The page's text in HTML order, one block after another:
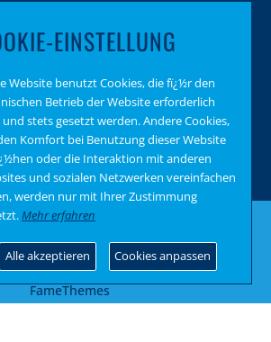
AfD Kusel–OnePressTheme von
FameThemes
EINSTELLUNG
Website benutzt Cookies, die fï¿½r den
Betrieb der Website erforderlich
stets gesetzt werden. Andere Cookies,
Komfort bei Benutzung dieser Website
oder die Interaktion mit anderen
und sozialen Netzwerken vereinfachen
werden nur mit Ihrer Zustimmung
Mehr erfahren
Alle akzeptieren Cookies anpassen